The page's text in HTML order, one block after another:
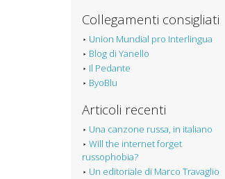
Collegamenti consigliati
Union Mundial pro Interlingua
Blog di Yanello
Il Pedante
ByoBlu
Articoli recenti
Una canzone russa, in italiano
Will the internet forget
russophobia?
Un editoriale di Marco Travaglio